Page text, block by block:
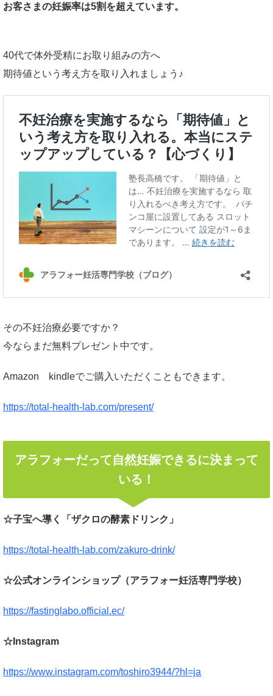
お客さまの妊娠率は5割を超えています。
40代で体外受精にお取り組みの方へ
期待値という考え方を取り入れましょう♪
その不妊治療必要ですか？
今ならまだ無料プレゼント中です。
Amazon kindleでご購入いただくこともできます。
https://total-health-lab.com/present/
アラフォーだって自然妊娠できるに決まって
いる！
☆子宝へ導く「ザクロの酵素ドリンク」
https://total-health-lab.com/zakuro-drink/
☆公式オンラインショップ（アラフォー妊活専門学校）
https://fastinglabo.official.ec/
☆Instagram
https://www.instagram.com/toshiro3944/?hl=ja